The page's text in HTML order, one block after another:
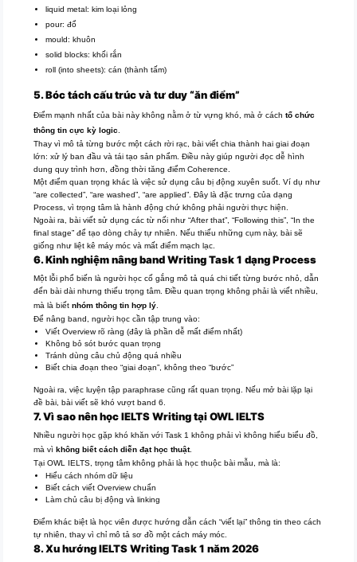
liquid metal: kim loại lỏng
pour: đổ
mould: khuôn
solid blocks: khối rắn
roll (into sheets): cán (thành tấm)
5. Bóc tách cấu trúc và tư duy “ăn điểm”
Điểm mạnh nhất của bài này không nằm ở từ vựng khó, mà ở cáchtổ chức
thông tin cực kỳ logic
Thay vì mô tả từng bước một cách rời rạc, bài viết chia thành hai giai đoạn
lớn: xử lý ban đầu và tái tạo sản phẩm. Điều này giúp người đọc dễ hình
dung quy trình hơn, đồng thời tăng điểm Coherence.
Một điểm quan trọng khác là việc sử dụng câu bị động xuyên suốt. Ví dụ như
“are collected”, “are washed”, “are applied”. Đây là đặc trưng của dạng
Process, vì trọng tâm là hành động chứ không phải người thực hiện.
Ngoài ra, bài viết sử dụng các từ nối như “After that”, “Following this”, “In the
final stage” để tạo dòng chảy tự nhiên. Nếu thiếu những cụm này, bài sẽ
giống như liệt kê máy móc và mất điểm mạch lạc.
6. Kinh nghiệm nâng band Writing Task 1 dạng Process
Một lỗi phổ biến là người học cố gắng mô tả quá chi tiết từng bước nhỏ, dẫn
đến bài dài nhưng thiếu trọng tâm. Điều quan trọng không phải là viết nhiều,
mà là biếtnhóm thông tin hợp lý
Để nâng band, người học cần tập trung vào:
Viết Overview rõ ràng (đây là phần dễ mất điểm nhất)
Không bỏ sót bước quan trọng
Tránh dùng câu chủ động quá nhiều
Biết chia đoạn theo “giai đoạn”, không theo “bước”
Ngoài ra, việc luyện tập paraphrase cũng rất quan trọng. Nếu mở bài lặp lại
đề bài, bài viết sẽ khó vượt band 6.
7. Vì sao nên học IELTS Writing tại OWL IELTS
Nhiều người học gặp khó khăn với Task 1 không phải vì không hiểu biểu đồ,
mà vìkhông biết cách diễn đạt học thuật.
Tại OWL IELTS, trọng tâm không phải là học thuộc bài mẫu, mà là:
Hiểu cách nhóm dữ liệu
Biết cách viết Overview chuẩn
Làm chủ câu bị động và linking
Điểm khác biệt là học viên được hướng dẫn cách “viết lại” thông tin theo cách
tự nhiên, thay vì chỉ mô tả sơ đồ một cách máy móc.
8. Xu hướng IELTS Writing Task 1 năm 2026